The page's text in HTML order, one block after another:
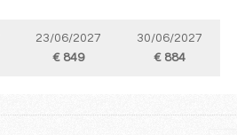
23/06/2027
€ 849
30/06/2027
€ 884